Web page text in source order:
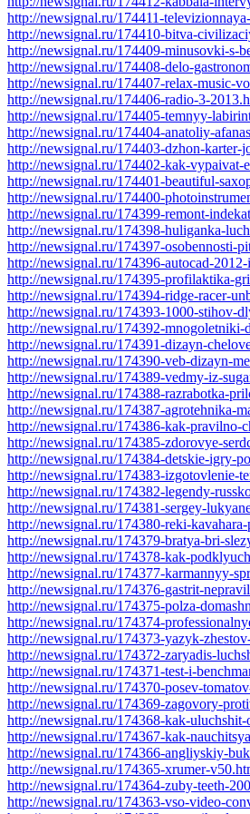
http://newsignal.ru/174411-
http://newsignal.ru/174410-bitva-
http://newsignal.ru/174409-minusovki-s-
http://newsignal.ru/174408-delo-
http://newsignal.ru/174407-relax-music-
http://newsignal.ru/174406-radio-3-
http://newsignal.ru/174405-temnyy-
http://newsignal.ru/174404-anatoliy-
http://newsignal.ru/174403-dzhon-
http://newsignal.ru/174402-kak-vypaivat-
http://newsignal.ru/174401-beautiful-
http://newsignal.ru/174400-
http://newsignal.ru/174399-remont-
http://newsignal.ru/174398-huliganka-
http://newsignal.ru/174397-osobennosti-
http://newsignal.ru/174396-autocad-
http://newsignal.ru/174395-profilaktika-
http://newsignal.ru/174394-ridge-racer-
http://newsignal.ru/174393-1000-stihov-
http://newsignal.ru/174392-mnogoletniki-
http://newsignal.ru/174391-dizayn-
http://newsignal.ru/174390-veb-dizayn-
http://newsignal.ru/174389-vedmy-iz-
http://newsignal.ru/174388-razrabotka-
http://newsignal.ru/174387-agrotehnika-
http://newsignal.ru/174386-kak-pravilno-
http://newsignal.ru/174385-zdorovye-
http://newsignal.ru/174384-detskie-igry-
http://newsignal.ru/174383-izgotovlenie-
http://newsignal.ru/174382-legendy-
http://newsignal.ru/174381-sergey-
http://newsignal.ru/174380-reki-
http://newsignal.ru/174379-bratya-bri-
http://newsignal.ru/174378-kak-
http://newsignal.ru/174377-karmannyy-
http://newsignal.ru/174376-gastrit-
http://newsignal.ru/174375-polza-
http://newsignal.ru/174374-
http://newsignal.ru/174373-yazyk-
http://newsignal.ru/174372-zaryadis-
http://newsignal.ru/174371-test-i-
http://newsignal.ru/174370-posev-
http://newsignal.ru/174369-zagovory-
http://newsignal.ru/174368-kak-uluchshit-
http://newsignal.ru/174367-kak-
http://newsignal.ru/174366-angliyskiy-
http://newsignal.ru/174365-xrumer-
http://newsignal.ru/174364-zuby-teeth-
http://newsignal.ru/174363-vso-video-